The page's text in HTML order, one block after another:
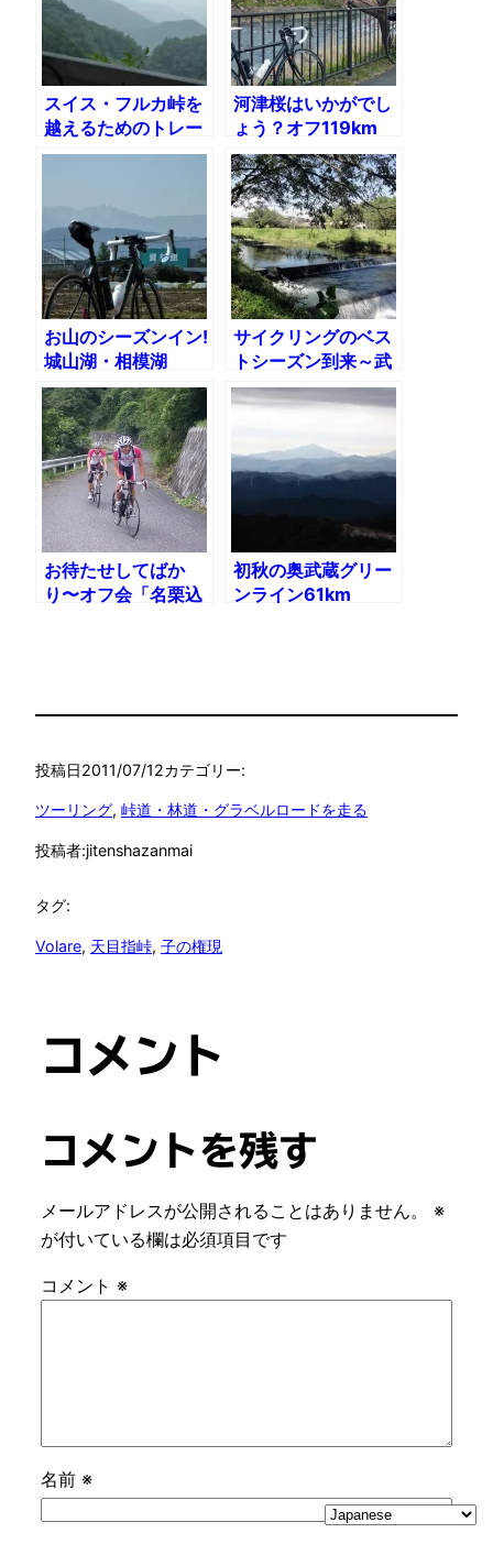
スイス・フルカ峠を
越えるためのトレー
ニング〜松姫・雛
河津桜はいかがでし
ょう？オフ119km
お山のシーズンイン!
城山湖・相模湖
126km
サイクリングのベス
トシーズン到来～武
蔵五日市へ
LSD105km
お待たせしてばか
り〜オフ会「名栗込
初秋の奥武蔵グリー
ンライン61km
投稿日2011/07/12カテゴリー:
ツーリング, 峠道・林道・グラベルロードを走る
投稿者:jitenshazanmai
タグ:
Volare, 天目指峠, 子の権現
コメント
コメントを残す
メールアドレスが公開されることはありません。
※
が付いている欄は必須項目です
コメント ※
名前 ※